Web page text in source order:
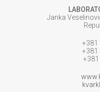
Janka
+381
+381